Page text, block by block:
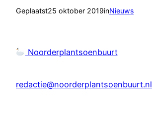
Geplaatst25 oktober 2019inNieuws
Noorderplantsoenbuurt
redactie@noorderplantsoenbuurt.nl